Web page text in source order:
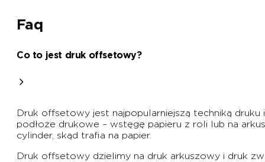
Faq
Co to jest druk offsetowy?
Druk offsetowy jest najpopularniejszą techniką
podłoże drukowe – wstęgę papieru z roli lub na
cylinder, skąd trafia na papier.
Druk offsetowy dzielimy na druk arkuszowy i druk